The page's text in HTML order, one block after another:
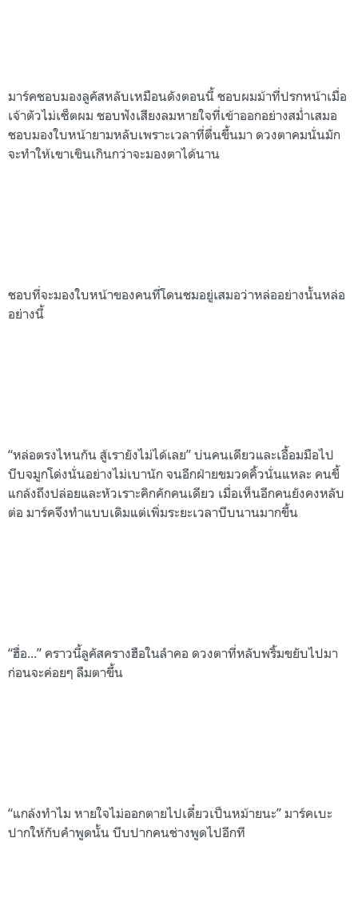
มาร์คชอบมองลูคัสหลับเหมือนดังตอนนี้ ชอบผมม้าที่ปรกหน้าเมื่อ
เจ้าตัวไม่เซ็ตผม ชอบฟังเสียงลมหายใจที่เข้าออกอย่างสม่ำเสมอ
ชอบมองใบหน้ายามหลับเพราะเวลาที่ตื่นขึ้นมา ดวงตาคมนั่นมัก
จะทำให้เขาเขินเกินกว่าจะมองตาได้นาน
ชอบที่จะมองใบหน้าของคนที่โดนชมอยู่เสมอว่าหล่ออย่างนั้นหล่อ
อย่างนี้
“หล่อตรงไหนกัน สู้เรายังไม่ได้เลย” บ่นคนเดียวและเอื้อมมือไป
บีบจมูกโด่งนั่นอย่างไม่เบานัก จนอีกฝ่ายขมวดคิ้วนั่นแหละ คนขี้
แกล้งถึงปล่อยและหัวเราะคิกคักคนเดียว เมื่อเห็นอีกคนยังคงหลับ
ต่อ มาร์คจึงทำแบบเดิมแต่เพิ่มระยะเวลาบีบนานมากขึ้น
“ฮื่อ...” คราวนี้ลูคัสครางฮือในลำคอ ดวงตาที่หลับพริ้มขยับไปมา
ก่อนจะค่อยๆ ลืมตาขึ้น
“แกล้งทำไม หายใจไม่ออกตายไปเดี๋ยวเป็นหม้ายนะ” มาร์คเบะ
ปากให้กับคำพูดนั้น บีบปากคนช่างพูดไปอีกที